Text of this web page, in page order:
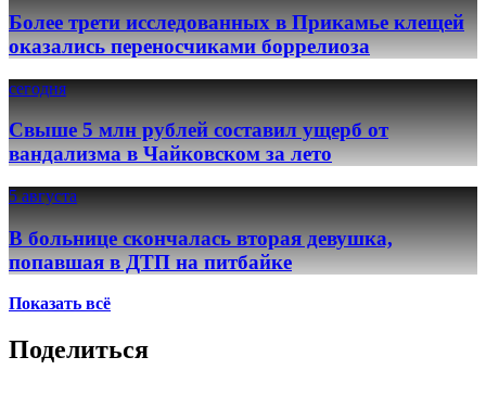
Более трети исследованных в Прикамье клещей
оказались переносчиками боррелиоза
сегодня
Свыше 5 млн рублей составил ущерб от
вандализма в Чайковском за лето
5 августа
В больнице скончалась вторая девушка,
попавшая в ДТП на питбайке
Показать всё
Поделиться